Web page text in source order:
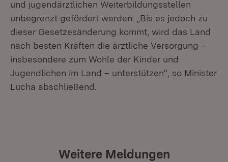
und jugendärztlichen Weiterbildungsstellen
unbegrenzt gefördert werden. „Bis es jedoch zu
dieser Gesetzesänderung kommt, wird das Land
nach besten Kräften die ärztliche Versorgung –
insbesondere zum Wohle der Kinder und
Jugendlichen im Land – unterstützen“, so Minister
Lucha abschließend.
Weitere Meldungen